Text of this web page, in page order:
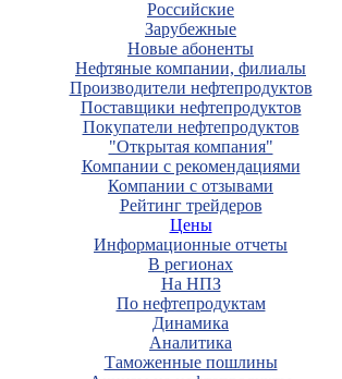
Российские
Зарубежные
Новые абоненты
Нефтяные компании, филиалы
Производители нефтепродуктов
Поставщики нефтепродуктов
Покупатели нефтепродуктов
"Открытая компания"
Компании с рекомендациями
Компании с отзывами
Рейтинг трейдеров
Цены
Информационные отчеты
В регионах
На НПЗ
По нефтепродуктам
Динамика
Аналитика
Таможенные пошлины